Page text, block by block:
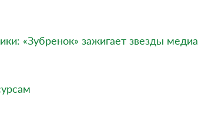
«Зубренок» зажигает звезды медиа